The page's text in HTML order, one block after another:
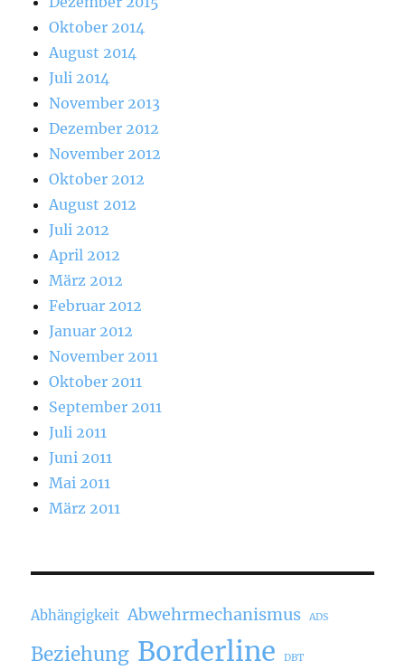
Oktober 2014
August 2014
Juli 2014
November 2013
Dezember 2012
November 2012
Oktober 2012
August 2012
Juli 2012
April 2012
März 2012
Februar 2012
Januar 2012
November 2011
Oktober 2011
September 2011
Juli 2011
Juni 2011
Mai 2011
März 2011
Abhängigkeit Abwehrmechanismus ADS
Beziehung Borderline DBT